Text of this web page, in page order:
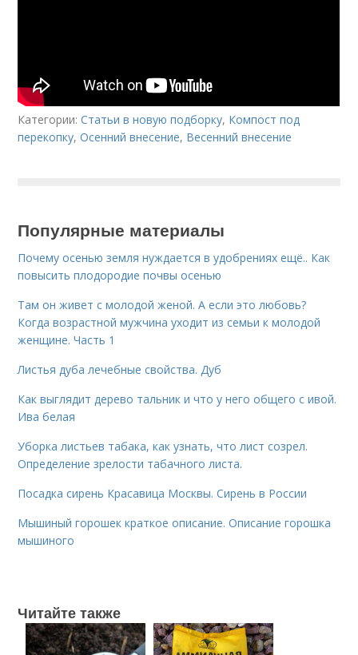
Категории:Статьи в новую подборку, Компост под
перекопку,Осенний внесение, Весенний внесение
Популярные материалы
Почему осенью земля нуждается в удобрениях ещё.. Как
повысить плодородие почвы осенью
Там он живет с молодой женой. А если это любовь?
Когда возрастной мужчина уходит из семьи к молодой
женщине. Часть 1
Листья дуба лечебные свойства. Дуб
Как выглядит дерево тальник и что у него общего с ивой.
Ива белая
Уборка листьев табака, как узнать, что лист созрел.
Определение зрелости табачного листа.
Посадка сирень Красавица Москвы. Сирень в России
Мышиный горошек краткое описание. Описание горошка
мышиного
Читайте также